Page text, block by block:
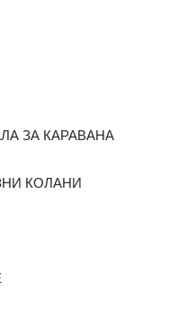
ЗА КАРАВАНА
КОЛАНИ